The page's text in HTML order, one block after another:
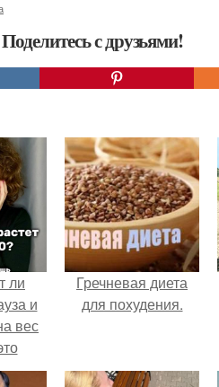
с друзьями!
ли
и
вес
Гречневая диета
для похудения.